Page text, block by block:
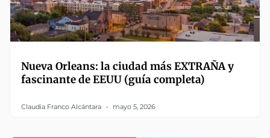
Nueva Orleans: la ciudad más EXTRAÑA y
fascinante de EEUU (guía completa)
Claudia Franco Alcántara mayo 5, 2026